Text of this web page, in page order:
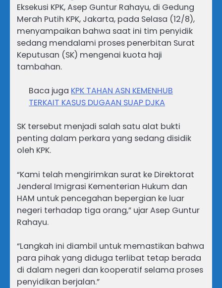
Eksekusi KPK, Asep Guntur Rahayu, di Gedung
Merah Putih KPK, Jakarta, pada Selasa (12/8),
menyampaikan bahwa saat ini tim penyidik
sedang mendalami proses penerbitan Surat
Keputusan (SK) mengenai kuota haji
tambahan.
Baca juga KPK TAHAN ASN KEMENHUB
TERKAIT KASUS DUGAAN SUAP DJKA
SK tersebut menjadi salah satu alat bukti
penting dalam perkara yang sedang disidik
oleh KPK.
“Kami telah mengirimkan surat ke Direktorat
Jenderal Imigrasi Kementerian Hukum dan
HAM untuk pencegahan bepergian ke luar
negeri terhadap tiga orang,” ujar Asep Guntur
Rahayu.
“Langkah ini diambil untuk memastikan bahwa
para pihak yang diduga terlibat tetap berada
di dalam negeri dan kooperatif selama proses
penyidikan berjalan.”